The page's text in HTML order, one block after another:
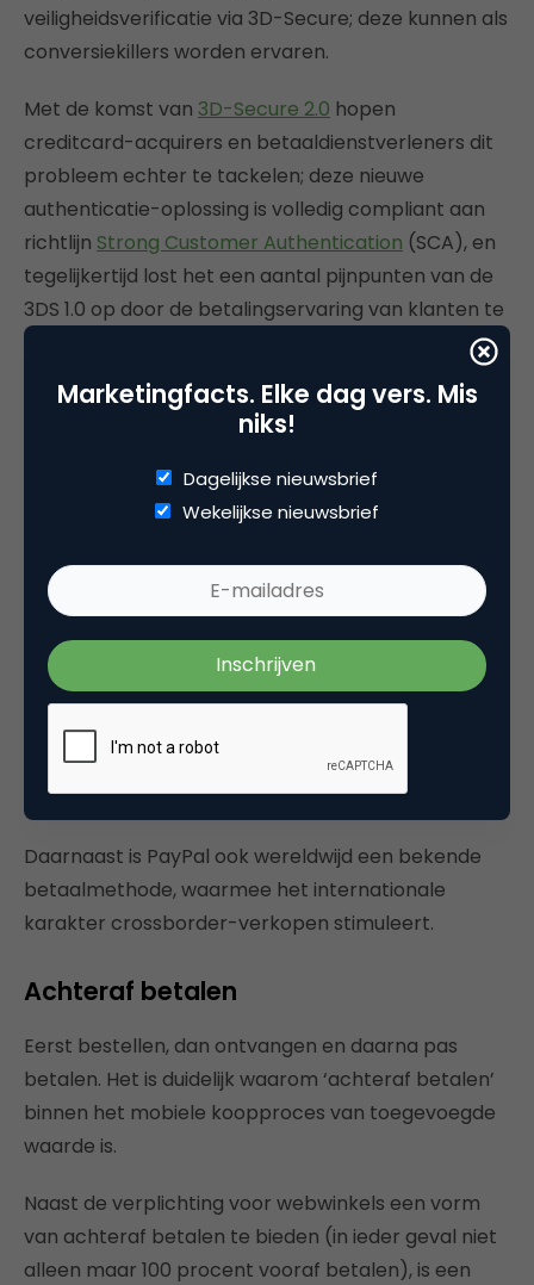
veiligheidsverificatie via 3D-Secure; deze kunnen als
conversiekillers worden ervaren.
Met de komst van 3D-Secure 2.0 hopen
creditcard-acquirers en betaaldienstverleners dit
probleem echter te tackelen; deze nieuwe
authenticatie-oplossing is volledig compliant aan
richtlijn Strong Customer Authentication (SCA), en
tegelijkertijd lost het een aantal pijnpunten van de
3DS 1.0 op door de betalingservaring van klanten te
betalingsproces.
Een soepele betaalflow op de mobiel, het is een
punt waar PayPal als betaaloplossing handig op
inspeelt. Enerzijds vanwege de geringe invoer aan
persoonlijke gegevens, want de bevestiging van de
vanwege de koppeling van creditcard of
bankrekening aan het PayPal-account het
creditcard-of banknummer niet zichtbaar voor de
ontvanger, wat voor extra veiligheid bij de betaling
zorgt.
Daarnaast is PayPal ook wereldwijd een bekende
betaalmethode, waarmee het internationale
karakter crossborder-verkopen stimuleert.
Achteraf betalen
Eerst bestellen, dan ontvangen en daarna pas
betalen. Het is duidelijk waarom ‘achteraf betalen’
binnen het mobiele koopproces van toegevoegde
waarde is.
Naast de verplichting voor webwinkels een vorm
van achteraf betalen te bieden (in ieder geval niet
alleen maar 100 procent vooraf betalen), is een
Marketingfacts. Elke dag vers. Mis
niks!
Dagelijkse nieuwsbrief
Wekelijkse nieuwsbrief